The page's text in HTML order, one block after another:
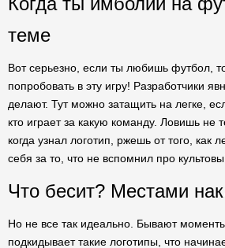
теме
Вот серьезно, если ты любишь футбол,
попробовать в эту игру! Разработчики
делают. Тут можно затащить на легке,
кто играет за какую команду. Ловишь не
когда узнал логотип, ржешь от того, как
себя за то, что не вспомнил про
Что бесит? Местами
Но не все так идеально. Бывают
подкидывает такие логотипы, что